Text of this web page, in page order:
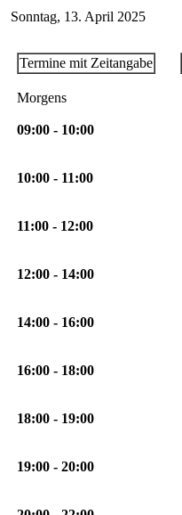
Sonntag, 13. April 2025
Termine mit Zeitangabe
Morgens
09:00 - 10:00
10:00 - 11:00
11:00 - 12:00
12:00 - 14:00
14:00 - 16:00
16:00 - 18:00
18:00 - 19:00
19:00 - 20:00